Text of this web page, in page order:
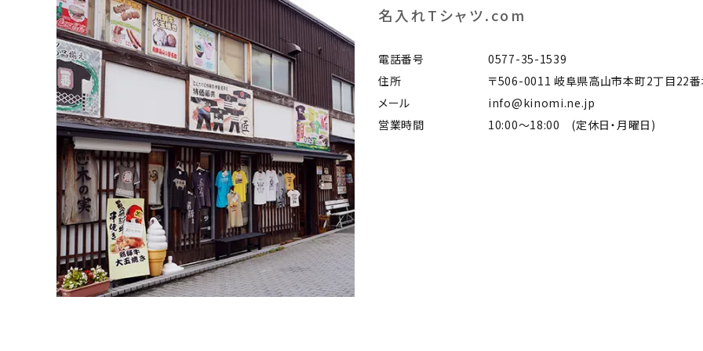
名入れTシャツ.com
電話番号
0577-35-1539
住所
〒506-0011 岐阜県高山市本町2丁目22
メール
info@kinomi.ne.jp
営業時間
10:00～18:00 (定休日・月曜日)